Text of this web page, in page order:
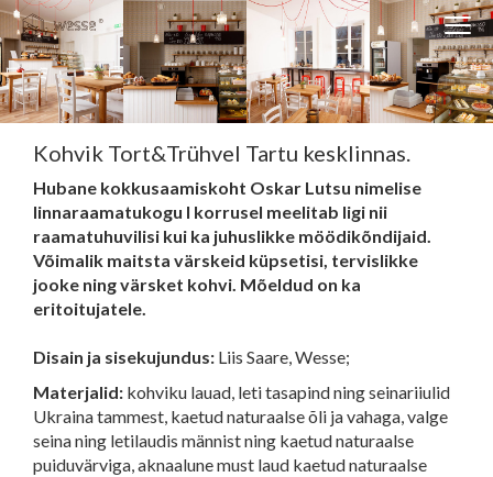
Close
EST ENG
WESSE DISAIN
PARTNERITE DISAIN
TEHNIKA
MEIST
BLOGI/UUDISED
KUIDAS TELLIDA MÖÖBLIT?
Kohvik Tort&Trühvel Tartu kesklinnas.
Hubane kokkusaamiskoht Oskar Lutsu nimelise
linnaraamatukogu I korrusel meelitab ligi nii
raamatuhuvilisi kui ka juhuslikke möödikõndijaid.
Võimalik maitsta värskeid küpsetisi, tervislikke
jooke ning värsket kohvi. Mõeldud on ka
eritoitujatele.
Disain ja sisekujundus: Liis Saare, Wesse;
Materjalid: kohviku lauad, leti tasapind ning seinariiulid
Ukraina tammest, kaetud naturaalse õli ja vahaga, valge
seina ning letilaudis männist ning kaetud naturaalse
puiduvärviga, aknaalune must laud kaetud naturaalse